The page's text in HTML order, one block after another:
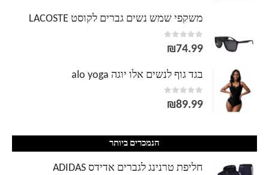
משקפי שמש נשים גברים לקוסט LACOSTE
0
out of 5
₪74.99
בגד גוף לנשים אלו יוגה alo yoga
0
out of 5
₪89.99
הנמכרים ביותר
חליפת טרנינג לגברים אדידס ADIDAS